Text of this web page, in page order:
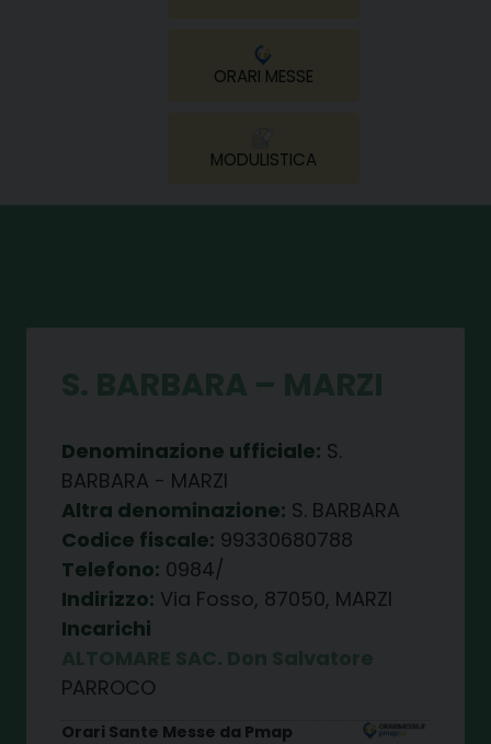
ORARI MESSE
MODULISTICA
Denominazione ufficiale: S.
BARBARA - MARZI
Altra denominazione: S. BARBARA
Codice fiscale: 99330680788
Telefono: 0984/
Indirizzo: Via Fosso, 87050, MARZI
Incarichi
PARROCO
Orari Sante Messe da Pmap